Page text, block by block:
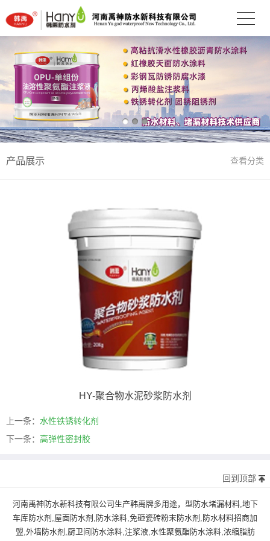
产品展示 查看分类
HY-聚合物水泥砂浆防水剂
上一条： 水性铁锈转化剂
下一条： 高弹性密封胶
回到顶部
河南禹神防水新科技有限公司生产韩禹牌多用途，型防水堵漏材料,地下
车库防水剂,屋面防水剂,防水涂料,免砸瓷砖粉末防水剂,防水材料招商加
盟,外墙防水剂,厨卫间防水涂料,注浆液,水性聚氨酯防水涂料,浓缩脂肪